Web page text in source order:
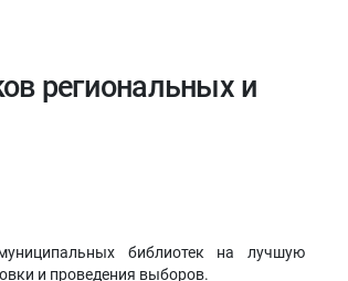
региональных и
библиотек на лучшую
и проведения выборов.